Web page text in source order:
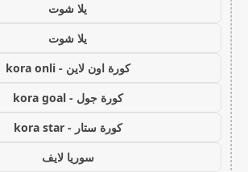
يلا شوت
يلا شوت
كورة اون لاين - kora onli
كورة جول - kora goal
كورة ستار - kora star
سوريا لايف